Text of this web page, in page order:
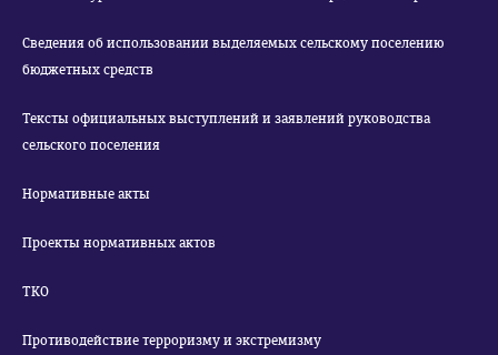
Сведения об использовании выделяемых сельскому поселению
бюджетных средств
Тексты официальных выступлений и заявлений руководства
сельского поселения
Нормативные акты
Проекты нормативных актов
ТКО
Противодействие терроризму и экстремизму